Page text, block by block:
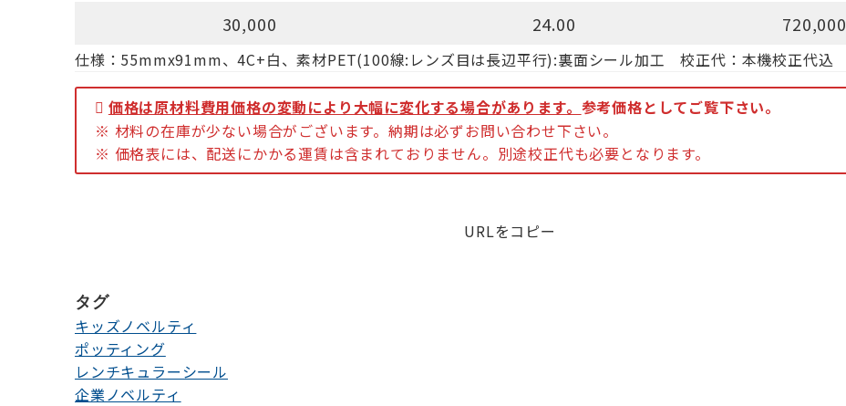
30,000
24.00 720,000
仕様：55mmx91mm、4C+白、素材PET(100線:レンズ目は長辺平行):裏面シール加工 校正代：本機校正代込
価格は原材料費用価格の変動により大幅に変化する場合があります。 参考価格としてご覧下さい。
※ 材料の在庫が少ない場合がございます。納期は必ずお問い合わせ下さい。
※ 価格表には、配送にかかる運賃は含まれておりません。別途校正代も必要となります。
URLをコピー
タグ
キッズノベルティ
ポッティング
レンチキュラーシール
企業ノベルティ